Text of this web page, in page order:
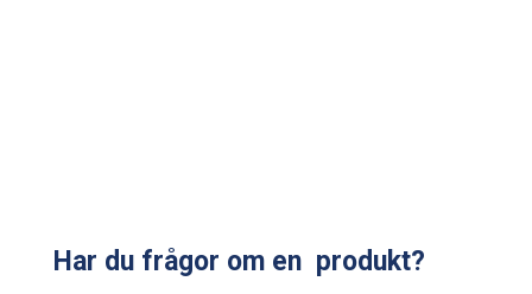
Har du frågor om en produkt?